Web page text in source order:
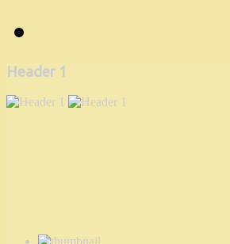
Header 1